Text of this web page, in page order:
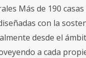
Más de 190
con la
desde el
a cada